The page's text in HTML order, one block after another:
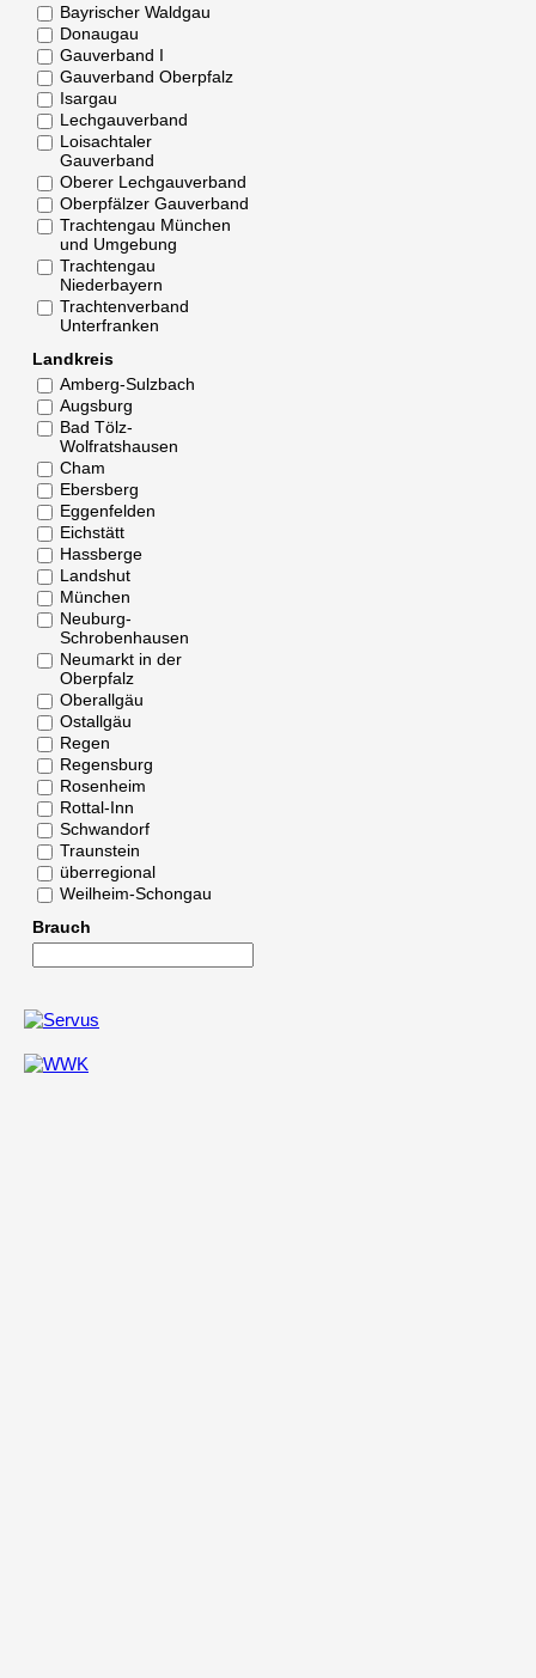
Bayrischer Waldgau
Donaugau
Gauverband I
Gauverband Oberpfalz
Isargau
Lechgauverband
Loisachtaler
Gauverband
Oberer Lechgauverband
Oberpfälzer Gauverband
Trachtengau München
und Umgebung
Trachtengau
Niederbayern
Trachtenverband
Unterfranken
Landkreis
Amberg-Sulzbach
Augsburg
Bad Tölz-
Wolfratshausen
Cham
Ebersberg
Eggenfelden
Eichstätt
Hassberge
Landshut
München
Neuburg-
Schrobenhausen
Neumarkt in der
Oberpfalz
Oberallgäu
Ostallgäu
Regen
Regensburg
Rosenheim
Rottal-Inn
Schwandorf
Traunstein
überregional
Weilheim-Schongau
Brauch